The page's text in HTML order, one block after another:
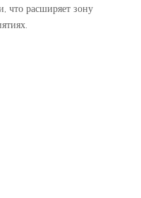
что расширяет зону